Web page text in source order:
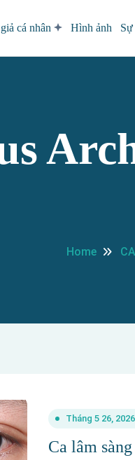
cá nhân Hình ảnh
Home
Tháng 5 26, 2026
Ca lâm